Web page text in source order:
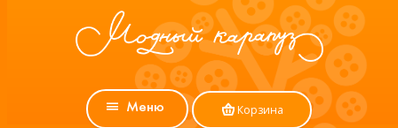
Меню Корзина